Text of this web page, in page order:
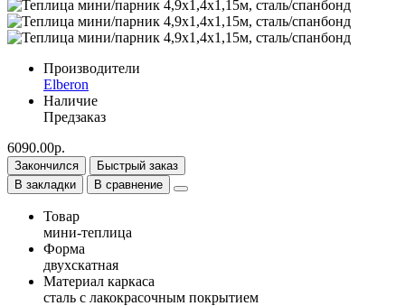
Производители
Elberon
Наличие
Предзаказ
6090.00р.
Закончился
Быстрый заказ
В закладки
В сравнение
Товар
мини-теплица
Форма
двухскатная
Материал каркаса
сталь с лакокрасочным покрытием